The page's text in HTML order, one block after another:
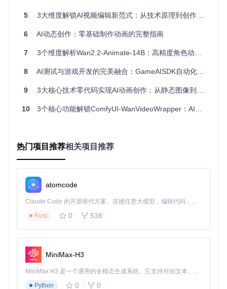
AI模型的协同工作机制
你可能会好奇，这些复杂的识别和动画生成是如何在浏览器中
实时完成的？这得益于三个核心技术的紧密协作：
姿态识别引擎：如同动画师的眼睛，持续捕捉人体动作数
色骨骼的运动参数
觉效果
作时，这些系统在毫秒级时间内完成数据采集、分析和渲染，
创造出实时互动的神奇体验。
应用场景：AI动画技术的多元价值
AI动画技术正在各个领域展现其独特价值。在教育领域，教师
可以通过自定义角色动画使抽象概念变得生动易懂；在游戏开
发中，独立开发者能够快速创建具有丰富表情的角色原型；在
AI动画角色骨骼结构展示
以在线教育为例，传统的静态教材难以展现复杂的动态过程。
借助Pose Animator，教育工作者可以创建能够实时演示实验
步骤的虚拟教师，学生通过观察动画角色的动作，能更直观地
理解抽象概念。这种互动式学习体验，极大提升了知识传递的
5 3大维度解锁AI视频编辑新范式：从技术原理到创作革命
6 AI动态创作：零基础制作动画的完整指南
7 3个维度解析Wan2.2-Animate-14B：高精度角色动画生成如何颠覆数字内容创作
8 AI测试与游戏开发的完美融合：GameAISDK自动化框架实战指南
9 3大核心技术零代码实现AI动画创作：从静态图像到流畅视频全指南
10 3个核心功能解锁ComfyUI-WanVideoWrapper：AI视频创作全流程指南
热门项目推荐相关项目推荐
atomcode
Claude Code 的开源替代方案。连接任意大模型，编辑代码，运行命令，自动验证 — 全自动执行。用 Rust 构建，极致性能。 ｜ An open-source alternative to Claude Code. Connect any LLM, edit code, run commands, and verify changes — autonomously. Built in Rust for speed. Get Started
Rust
0 538
MiniMax-H3
MiniMax H3 是一个通用的全模态生成系统。它支持对由文本、图像、视频和音频组成的多模态上下文进行统一理解，并能生成分辨率高达 2K、时长可达 15 秒的带原生立体声音频的视频。得益于面向任务泛化的系统设计，H3 在预训练阶段就已具备广泛的多模态上下文理解与生成能力，能够出色地执行复杂的多模态指令。
Python
0 0